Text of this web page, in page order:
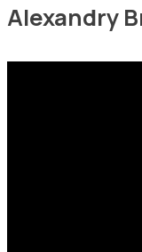
Alexandry